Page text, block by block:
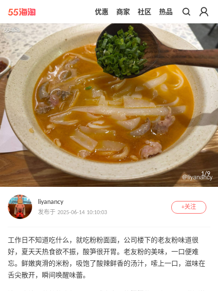
带你去官网买正品
优惠 商家 社区 热品
1/9
liyanancy
发布于 2025-06-14 10:10:03
+关注
工作日不知道吃什么，就吃粉粉面面，公司楼下的老友粉味道很
好，夏天天热食欲不振，酸笋很开胃。老友粉的美味，一口便难
忘。鲜嫩爽滑的米粉，吸饱了酸辣鲜香的汤汁，嗦上一口，滋味在
舌尖散开，瞬间唤醒味蕾。